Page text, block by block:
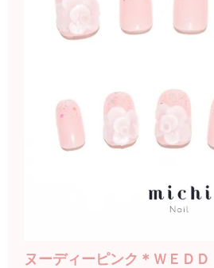
ヌーディーピンク＊ＷＥＤ